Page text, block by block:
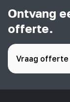
Ontvang
offerte.
Vraag offerte